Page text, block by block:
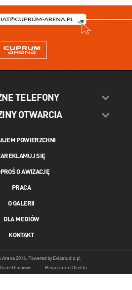
TELEFONY
OTWARCIA
POWIERZCHNI
SIĘ
O AWIZACJĘ
PRACA
O GALERII
DLA MEDIÓW
KONTAKT
2016. Powered by Evipstudio.pl
Dane Osobowe Regulamin Obiektu